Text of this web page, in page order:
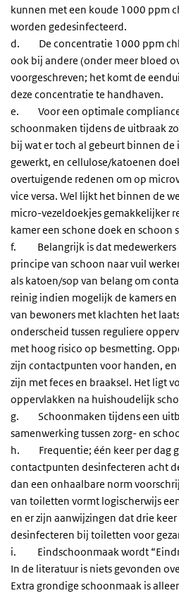
kunnen met een koude 1000 ppm
worden gedesinfecteerd.
d. De concentratie 1000 ppm
ook bij andere (onder meer bloed
voorgeschreven; het komt de
deze concentratie te handhaven.
e. Voor een optimale compliance
schoonmaken tijdens de uitbraak
bij wat er toch al gebeurt binnen
gewerkt, en cellulose/katoenen
overtuigende redenen om op
vice versa. Wel lijkt het binnen de
micro-vezeldoekjes gemakkelijker
kamer een schone doek en schoon
f. Belangrijk is dat medewerkers
principe van schoon naar vuil
als katoen/sop van belang om
reinig indien mogelijk de kamers
van bewoners met klachten het
onderscheid tussen reguliere
met hoog risico op besmetting.
zijn contactpunten voor handen,
zijn met feces en braaksel. Het ligt
oppervlakken na huishoudelijk
g. Schoonmaken tijdens een
samenwerking tussen zorg- en
h. Frequentie; één keer per dag
contactpunten desinfecteren acht
dan een onhaalbare norm
van toiletten vormt logischerwijs
en er zijn aanwijzingen dat drie
desinfecteren bij toiletten voor
i. Eindschoonmaak wordt
In de literatuur is niets gevonden
Extra grondige schoonmaak is